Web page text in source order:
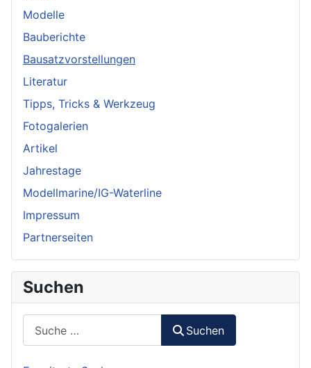
Modelle
Bauberichte
Bausatzvorstellungen
Literatur
Tipps, Tricks & Werkzeug
Fotogalerien
Artikel
Jahrestage
Modellmarine/IG-Waterline
Impressum
Partnerseiten
Suchen
Suchen